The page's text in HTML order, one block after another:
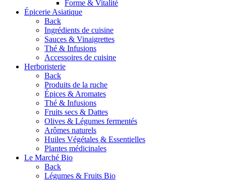
Forme & Vitalité
Épicerie Asiatique
Back
Ingrédients de cuisine
Sauces & Vinaigrettes
Thé & Infusions
Accessoires de cuisine
Herboristerie
Back
Produits de la ruche
Épices & Aromates
Thé & Infusions
Fruits secs & Dattes
Olives & Légumes fermentés
Arômes naturels
Huiles Végétales & Essentielles
Plantes médicinales
Le Marché Bio
Back
Légumes & Fruits Bio